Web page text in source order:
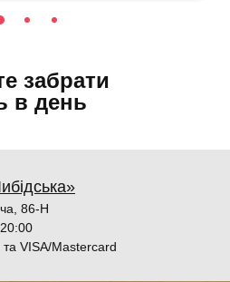
забрати
в день
86-Н
VISA/Mastercard